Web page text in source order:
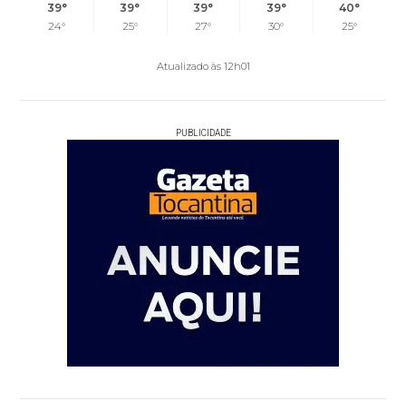
39°
24°
39°
25°
39°
27°
39°
30°
40°
25°
Atualizado às 12h01
PUBLICIDADE